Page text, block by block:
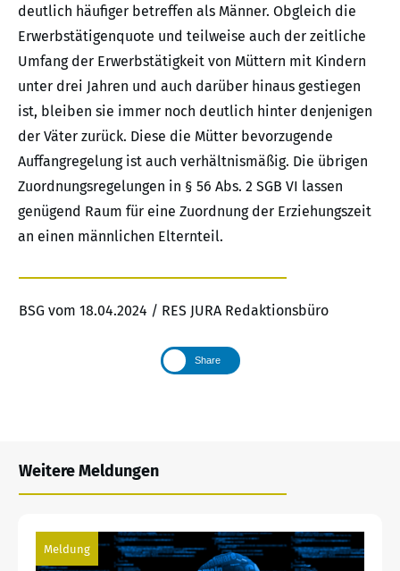
deutlich häufiger betreffen als Männer. Obgleich die
Erwerbstätigenquote und teilweise auch der zeitliche
Umfang der Erwerbstätigkeit von Müttern mit Kindern
unter drei Jahren und auch darüber hinaus gestiegen
ist, bleiben sie immer noch deutlich hinter denjenigen
der Väter zurück. Diese die Mütter bevorzugende
Auffangregelung ist auch verhältnismäßig. Die übrigen
Zuordnungsregelungen in § 56 Abs. 2 SGB VI lassen
genügend Raum für eine Zuordnung der Erziehungszeit
an einen männlichen Elternteil.
BSG vom 18.04.2024 / RES JURA Redaktionsbüro
Share
Weitere Meldungen
Meldung